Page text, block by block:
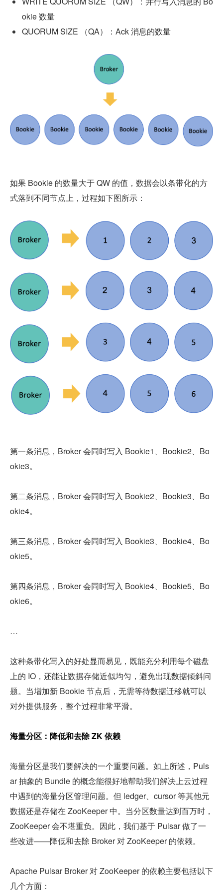
okie 数量
QUORUM SIZE （QA）：Ack 消息的数量
如果 Bookie 的数量大于 QW 的值，数据会以条带化的方
式落到不同节点上，过程如下图所示：
第一条消息，Broker 会同时写入 Bookie1、Bookie2、Bo
okie3。
第二条消息，Broker 会同时写入 Bookie2、Bookie3、Bo
okie4。
第三条消息，Broker 会同时写入 Bookie3、Bookie4、Bo
okie5。
第四条消息，Broker 会同时写入 Bookie4、Bookie5、Bo
okie6。
…
这种条带化写入的好处显而易见，既能充分利用每个磁盘
上的 IO，还能让数据存储近似均匀，避免出现数据倾斜问
题。当增加新 Bookie 节点后，无需等待数据迁移就可以
对外提供服务，整个过程非常平滑。
海量分区：降低和去除 ZK 依赖
海量分区是我们要解决的一个重要问题。如上所述，Puls
ar 抽象的 Bundle 的概念能很好地帮助我们解决上云过程
中遇到的海量分区管理问题。但 ledger、cursor 等其他元
数据还是存储在 ZooKeeper 中。当分区数量达到百万时，
ZooKeeper 会不堪重负。因此，我们基于 Pulsar 做了一
些改进——降低和去除 Broker 对 ZooKeeper 的依赖。
Apache Pulsar Broker 对 ZooKeeper 的依赖主要包括以下
几个方面：